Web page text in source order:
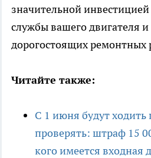
значительной
службы вашего двигателя
дорогостоящих ремонтных
Читайте также:
С 1 июня будут ходить
проверять: штраф 15
кого имеется входная